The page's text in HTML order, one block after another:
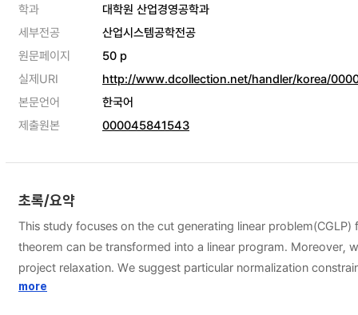
학과
대학원 산업경영공학과
세부전공
산업시스템공학전공
원문페이지
50 p
실제URI
http://www.dcollection.net/handler/korea/
본문언어
한국어
제출원본
000045841543
초록/요약
This study focuses on the cut generating linear
theorem can be transformed into a linear program. Moreover,
project relaxation. We suggest particular normalization
scheme. Finally, we suggest some lifting variable selection
more